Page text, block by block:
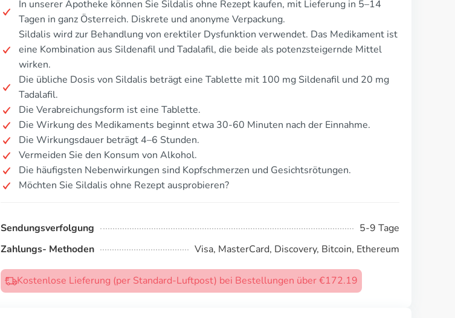
In unserer Apotheke können Sie Sildalis ohne Rezept kaufen, mit Lieferung in 5–14
Tagen in ganz Österreich. Diskrete und anonyme Verpackung.
Sildalis wird zur Behandlung von erektiler Dysfunktion verwendet. Das Medikament ist
eine Kombination aus Sildenafil und Tadalafil, die beide als potenzsteigernde Mittel
wirken.
Die übliche Dosis von Sildalis beträgt eine Tablette mit 100 mg Sildenafil und 20 mg
Tadalafil.
Die Verabreichungsform ist eine Tablette.
Die Wirkung des Medikaments beginnt etwa 30-60 Minuten nach der Einnahme.
Die Wirkungsdauer beträgt 4–6 Stunden.
Vermeiden Sie den Konsum von Alkohol.
Die häufigsten Nebenwirkungen sind Kopfschmerzen und Gesichtsrötungen.
Möchten Sie Sildalis ohne Rezept ausprobieren?
Sendungsverfolgung
5-9 Tage
Zahlungs- Methoden
Visa, MasterCard, Discovery, Bitcoin, Ethereum
Kostenlose Lieferung (per Standard-Luftpost) bei Bestellungen über €172.19